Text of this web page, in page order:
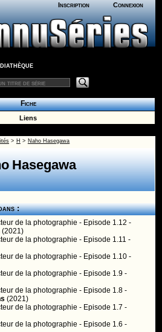
Inscription Connexion
Fiche
Liens
> H > Naho Hasegawa
Hasegawa
:
de la photographie - Episode 1.12 -
(2021)
de la photographie - Episode 1.11 -
de la photographie - Episode 1.10 -
de la photographie - Episode 1.9 -
de la photographie - Episode 1.8 -
(2021)
de la photographie - Episode 1.7 -
de la photographie - Episode 1.6 -